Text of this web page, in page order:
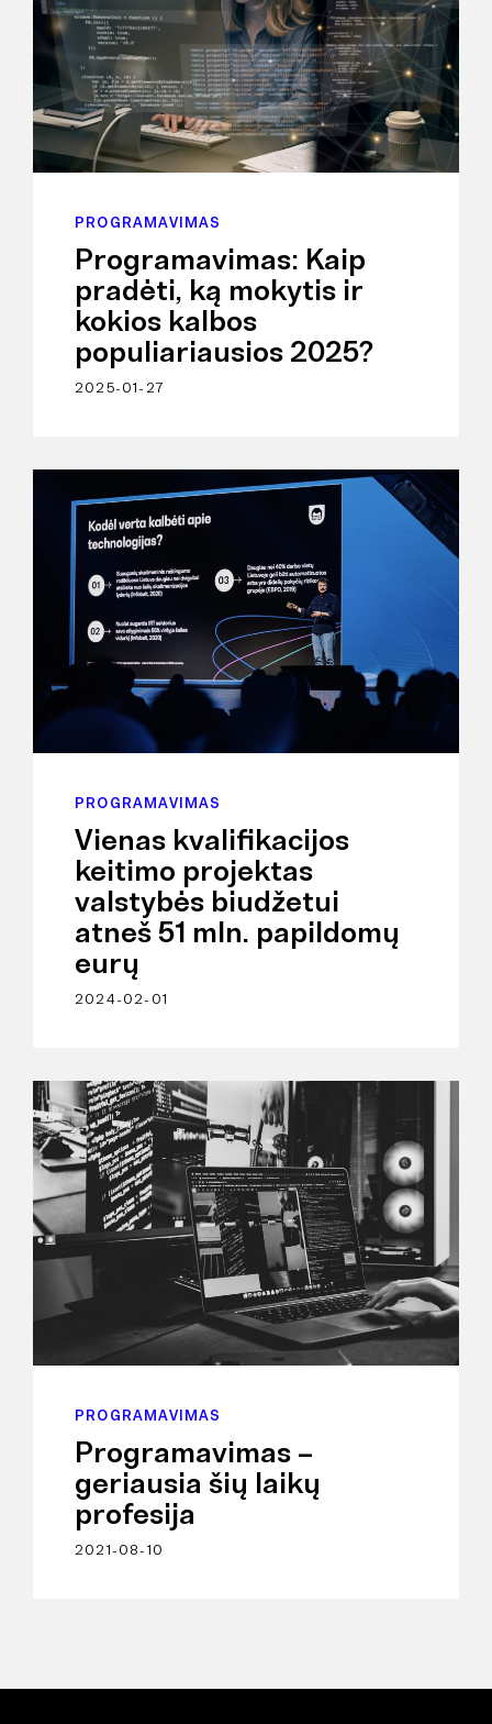
PROGRAMAVIMAS
Programavimas: Kaip
pradėti, ką mokytis ir
kokios kalbos
populiariausios 2025?
2025-01-27
PROGRAMAVIMAS
Vienas kvalifikacijos
keitimo projektas
valstybės biudžetui
atneš 51 mln. papildomų
eurų
2024-02-01
PROGRAMAVIMAS
Programavimas –
geriausia šių laikų
profesija
2021-08-10